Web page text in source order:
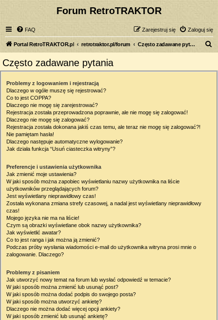
Forum RetroTRAKTOR
FAQ Zaloguj się
Zarejestruj się
Portal RetroTRAKTOR.pl retrotraktor.pl/forum Często zadawane pytania
Często zadawane pytania
Problemy z logowaniem i rejestracją
Dlaczego w ogóle muszę się rejestrować?
Co to jest COPPA?
Dlaczego nie mogę się zarejestrować?
Rejestracja została przeprowadzona poprawnie, ale nie mogę się zalogować!
Dlaczego nie mogę się zalogować?
Rejestracja została dokonana jakiś czas temu, ale teraz nie mogę się zalogować?!
Nie pamiętam hasła!
Dlaczego następuje automatyczne wylogowanie?
Jak działa funkcja “Usuń ciasteczka witryny”?
Preferencje i ustawienia użytkownika
Jak zmienić moje ustawienia?
W jaki sposób można zapobiec wyświetlaniu nazwy użytkownika na liście
użytkowników przeglądających forum?
Jest wyświetlany nieprawidłowy czas!
Została wykonana zmiana strefy czasowej, a nadal jest wyświetlany nieprawidłowy
czas!
Mojego języka nie ma na liście!
Czym są obrazki wyświetlane obok nazwy użytkownika?
Jak wyświetlić awatar?
Co to jest ranga i jak można ją zmienić?
Podczas próby wysłania wiadomości e-mail do użytkownika witryna prosi mnie o
zalogowanie. Dlaczego?
Problemy z pisaniem
Jak utworzyć nowy temat na forum lub wysłać odpowiedź w temacie?
W jaki sposób można zmienić lub usunąć post?
W jaki sposób można dodać podpis do swojego posta?
W jaki sposób można utworzyć ankietę?
Dlaczego nie można dodać więcej opcji ankiety?
W jaki sposób zmienić lub usunąć ankietę?